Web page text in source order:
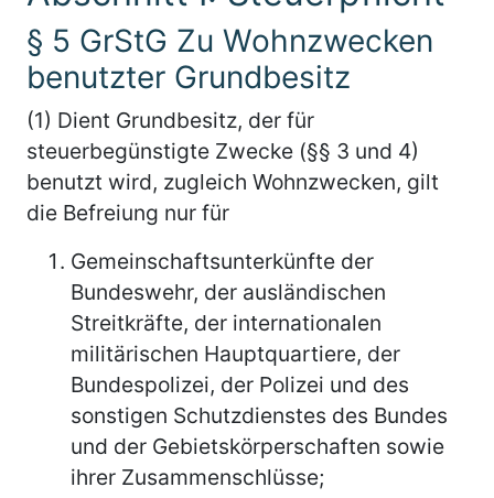
§ 5 GrStG Zu Wohnzwecken
benutzter Grundbesitz
(1) Dient Grundbesitz, der für
steuerbegünstigte Zwecke (§§ 3 und 4)
benutzt wird, zugleich Wohnzwecken, gilt
die Befreiung nur für
Gemeinschaftsunterkünfte der
Bundeswehr, der ausländischen
Streitkräfte, der internationalen
militärischen Hauptquartiere, der
Bundespolizei, der Polizei und des
sonstigen Schutzdienstes des Bundes
und der Gebietskörperschaften sowie
ihrer Zusammenschlüsse;